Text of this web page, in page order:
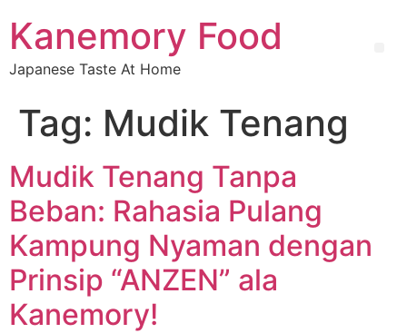
Kanemory Food
Japanese Taste At Home
Tag: Mudik Tenang
Mudik Tenang Tanpa
Beban: Rahasia Pulang
Kampung Nyaman dengan
Prinsip “ANZEN” ala
Kanemory!